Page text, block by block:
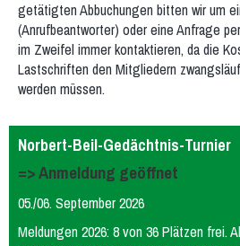
getätigten Abbuchungen bitten wir um
(Anrufbeantworter) oder eine Anfrage
im Zweifel immer kontaktieren, da die
Lastschriften den Mitgliedern
werden müssen.
Norbert-Beil-Gedächtnis-Turnier
=> Anmeldung geöffnet
05./06. September 2026
Meldungen 2026: 8 von 36 Plätzen frei.